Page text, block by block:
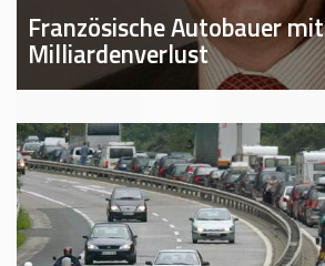
Französische Autobauer mit
Milliardenverlust